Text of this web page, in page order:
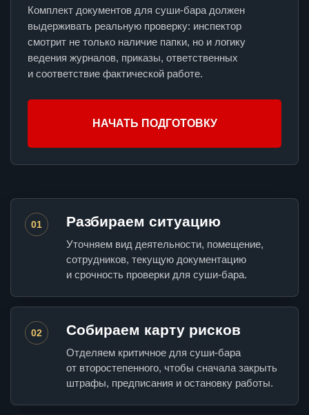
Комплект документов для суши-бара должен
выдерживать реальную проверку: инспектор
смотрит не только наличие папки, но и логику
ведения журналов, приказы, ответственных
и соответствие фактической работе.
НАЧАТЬ ПОДГОТОВКУ
01 Разбираем ситуацию
Уточняем вид деятельности, помещение,
сотрудников, текущую документацию
и срочность проверки для суши-бара.
02 Собираем карту рисков
Отделяем критичное для суши-бара
от второстепенного, чтобы сначала закрыть
штрафы, предписания и остановку работы.